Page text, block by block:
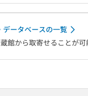
ータベースの一覧
館から取寄せることが